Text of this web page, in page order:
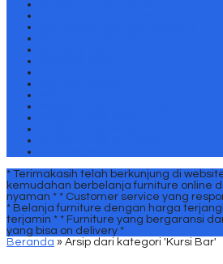
* Terimakasih telah berkunjung di
kemudahan berbelanja furniture online
nyaman * * Customer service yang
* Belanja furniture dengan harga
terjamin * * Furniture yang bergaransi
yang bisa on delivery *
Beranda » Arsip dari kategori 'Kursi Bar'